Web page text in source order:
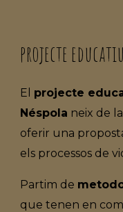
projecte educatiu
El projecte
Néspola neix de
oferir una
els processos de
Partim de
que tenen en